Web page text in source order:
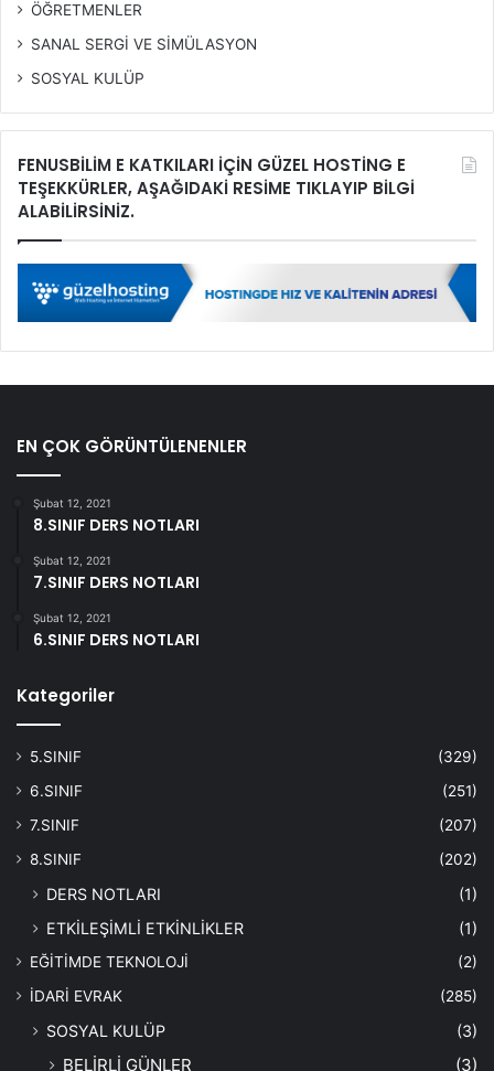
ÖĞRETMENLER
SANAL SERGİ VE SİMÜLASYON
SOSYAL KULÜP
FENUSBİLİM E KATKILARI İÇİN GÜZEL HOSTİNG E
TEŞEKKÜRLER, AŞAĞIDAKİ RESİME TIKLAYIP BİLGİ
ALABİLİRSİNİZ.
EN ÇOK GÖRÜNTÜLENENLER
Şubat 12, 2021
8.SINIF DERS NOTLARI
Şubat 12, 2021
7.SINIF DERS NOTLARI
Şubat 12, 2021
6.SINIF DERS NOTLARI
Kategoriler
5.SINIF
(329)
6.SINIF
(251)
7.SINIF
(207)
8.SINIF
(202)
DERS NOTLARI
(1)
ETKİLEŞİMLİ ETKİNLİKLER
(1)
EĞİTİMDE TEKNOLOJİ
(2)
İDARİ EVRAK
(285)
SOSYAL KULÜP (3)
BELİRLİ GÜNLER (3)